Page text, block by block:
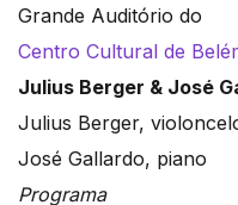
Grande Auditório do
Centro Cultural de
Julius Berger & José
Julius Berger,
José Gallardo, piano
Programa